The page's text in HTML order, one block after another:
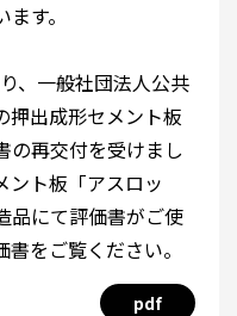
す。
、一般社団法人公共
押出成形セメント板
の再交付を受けまし
ント板「アスロッ
品にて評価書がご使
をご覧ください。
pdf